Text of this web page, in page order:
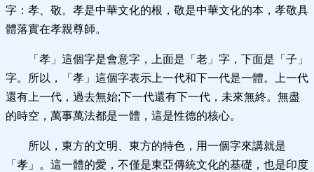
字：孝、敬。孝是中華文化的根，敬是中華文化的本，孝敬具
體落實在孝親尊師。
「孝」這個字是會意字，上面是「老」字，下面是「子」
字。所以，「孝」這個字表示上一代和下一代是一體。上一代
還有上一代，過去無始;下一代還有下一代，未來無終。無盡
的時空，萬事萬法都是一體，這是性德的核心。
所以，東方的文明、東方的特色，用一個字來講就是
「孝」。這一體的愛，不僅是東亞傳統文化的基礎，也是印度